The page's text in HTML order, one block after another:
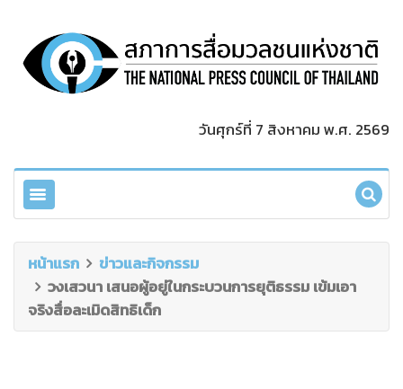
วันศุกร์ที่ 7 สิงหาคม พ.ศ. 2569
หน้าแรก
ข่าวและกิจกรรม
วงเสวนา เสนอผู้อยู่ในกระบวนการยุติธรรม เข้มเอา
จริงสื่อละเมิดสิทธิเด็ก